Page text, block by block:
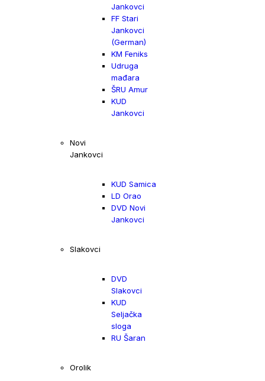
Jankovci
FF Stari
Jankovci
(German)
KM Feniks
Udruga
mađara
ŠRU Amur
KUD
Jankovci
Novi
Jankovci
KUD Samica
LD Orao
DVD Novi
Jankovci
Slakovci
DVD
Slakovci
KUD
Seljačka
sloga
RU Šaran
Orolik